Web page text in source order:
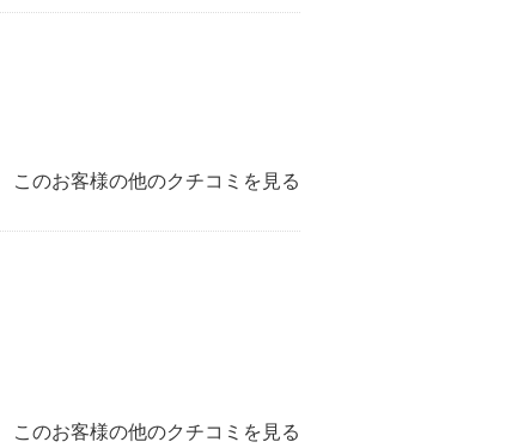
このお客様の他のクチコミを見る
このお客様の他のクチコミを見る